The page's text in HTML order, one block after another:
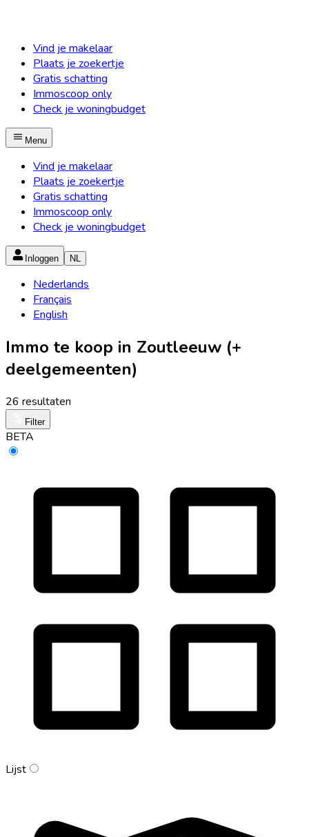
Vind je makelaar
Plaats je zoekertje
Gratis schatting
Immoscoop only
Check je woningbudget
Menu
Vind je makelaar
Plaats je zoekertje
Gratis schatting
Immoscoop only
Check je woningbudget
Inloggen NL
Nederlands
Français
English
Immo te koop in Zoutleeuw (+
deelgemeenten)
26 resultaten
Filter
BETA
Lijst